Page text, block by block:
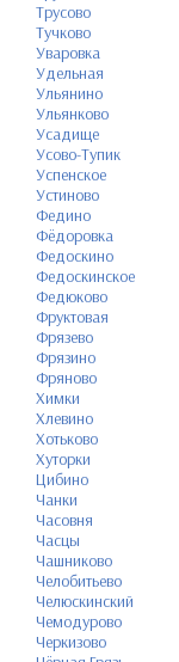
Трусово
Тучково
Уваровка
Удельная
Ульянино
Ульянково
Усадище
Усово-Тупик
Успенское
Устиново
Федино
Фёдоровка
Федоскино
Федоскинское
Федюково
Фруктовая
Фрязево
Фрязино
Фряново
Химки
Хлевино
Хотьково
Хуторки
Цибино
Чанки
Часовня
Часцы
Чашниково
Челобитьево
Челюскинский
Чемодурово
Черкизово